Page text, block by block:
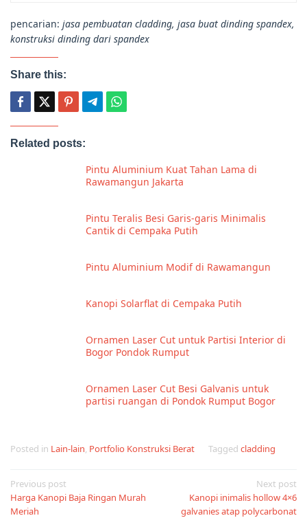
pencarian: jasa pembuatan cladding, jasa buat dinding spandex,
konstruksi dinding dari spandex
Share this:
Related posts:
Pintu Aluminium Kuat Tahan Lama di
Rawamangun Jakarta
Pintu Teralis Besi Garis-garis Minimalis
Cantik di Cempaka Putih
Pintu Aluminium Modif di Rawamangun
Kanopi Solarflat di Cempaka Putih
Ornamen Laser Cut untuk Partisi Interior di
Bogor Pondok Rumput
Ornamen Laser Cut Besi Galvanis untuk
partisi ruangan di Pondok Rumput Bogor
Posted in Lain-lain, Portfolio Konstruksi Berat Tagged cladding
Post
navigation
Previous post
Harga Kanopi Baja Ringan Murah
Meriah
Next post
Kanopi inimalis hollow 4×6
galvanies atap polycarbonat